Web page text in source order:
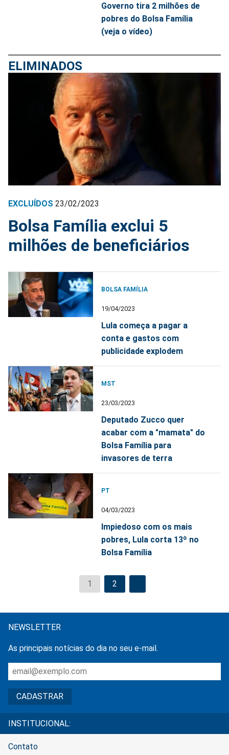
Governo tira 2 milhões de
pobres do Bolsa Família
(veja o vídeo)
ELIMINADOS
EXCLUÍDOS 23/02/2023
Bolsa Família exclui 5
milhões de beneficiários
BOLSA FAMÍLIA
19/04/2023
Lula começa a pagar a
conta e gastos com
publicidade explodem
MST
23/03/2023
Deputado Zucco quer
acabar com a "mamata" do
Bolsa Família para
invasores de terra
PT
04/03/2023
Impiedoso com os mais
pobres, Lula corta 13º no
Bolsa Família
1 2
NEWSLETTER
As principais notícias do dia no seu e-mail.
INSTITUCIONAL:
Contato